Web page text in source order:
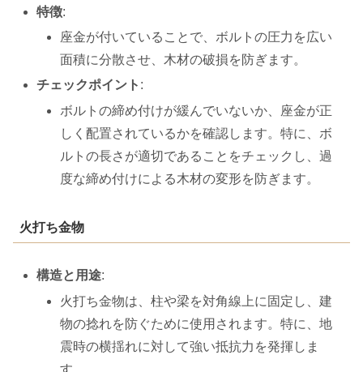
特徴:
座金が付いていることで、ボルトの圧力を広い
面積に分散させ、木材の破損を防ぎます。
チェックポイント :
ボルトの締め付けが緩んでいないか、座金が正
しく配置されているかを確認します。特に、ボ
ルトの長さが適切であることをチェックし、過
度な締め付けによる木材の変形を防ぎます。
火打ち金物
構造と用途:
火打ち金物は、柱や梁を対角線上に固定し、建
物の捻れを防ぐために使用されます。特に、地
震時の横揺れに対して強い抵抗力を発揮しま
す。